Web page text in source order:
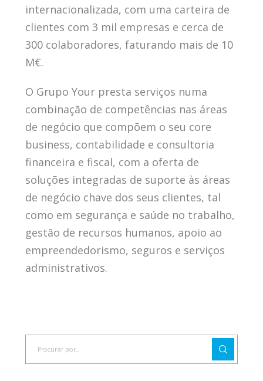
internacionalizada, com uma carteira de
clientes com 3 mil empresas e cerca de
300 colaboradores, faturando mais de 10
M€.
O Grupo Your presta serviços numa
combinação de competências nas áreas
de negócio que compõem o seu core
business, contabilidade e consultoria
financeira e fiscal, com a oferta de
soluções integradas de suporte às áreas
de negócio chave dos seus clientes, tal
como em segurança e saúde no trabalho,
gestão de recursos humanos, apoio ao
empreendedorismo, seguros e serviços
administrativos.